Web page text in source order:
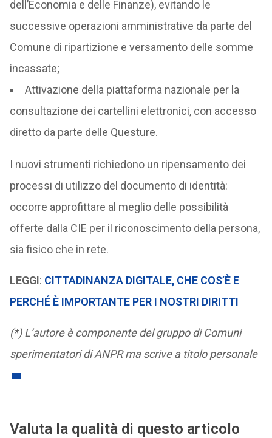
dell’Economia e delle Finanze), evitando le
successive operazioni amministrative da parte del
Comune di ripartizione e versamento delle somme
incassate;
Attivazione della piattaforma nazionale per la
consultazione dei cartellini elettronici, con accesso
diretto da parte delle Questure.
I nuovi strumenti richiedono un ripensamento dei
processi di utilizzo del documento di identità:
occorre approfittare al meglio delle possibilità
offerte dalla CIE per il riconoscimento della persona,
sia fisico che in rete.
LEGGI: CITTADINANZA DIGITALE, CHE COS’È E
PERCHÉ È IMPORTANTE PER I NOSTRI DIRITTI
(*) L’autore è componente del gruppo di Comuni
sperimentatori di ANPR ma scrive a titolo personale
Valuta la qualità di questo articolo